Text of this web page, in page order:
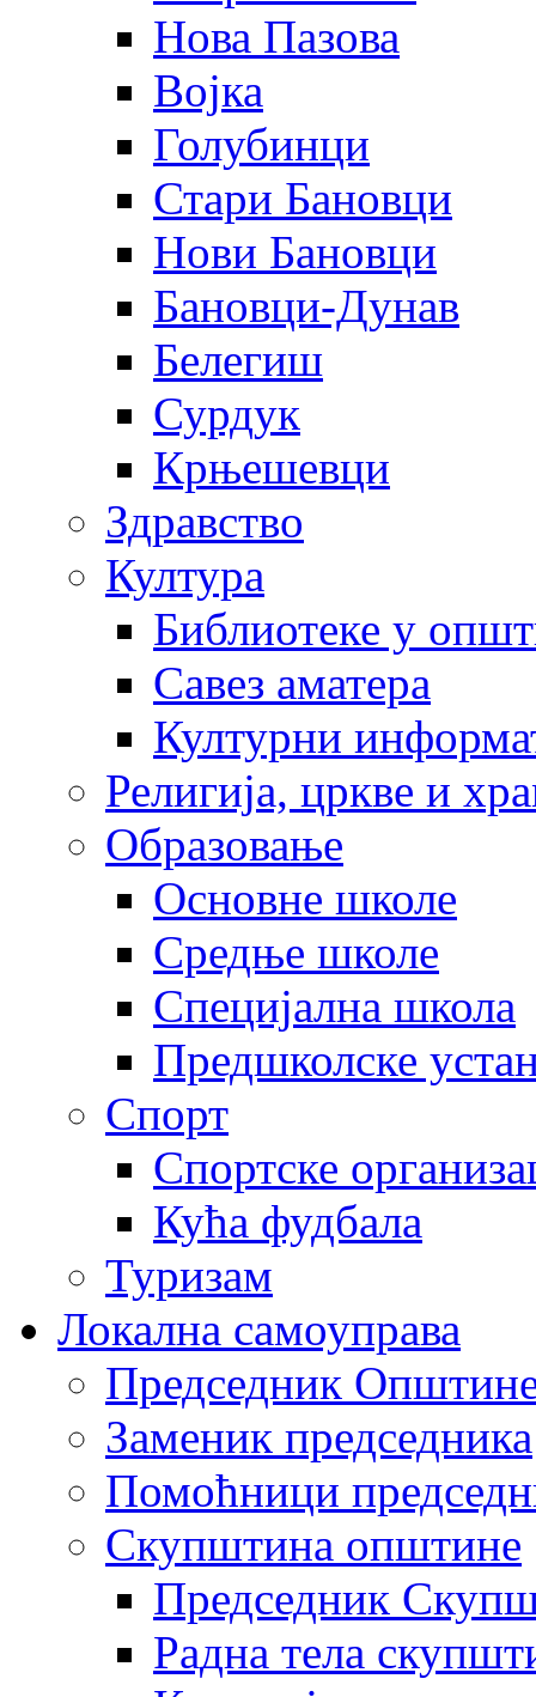
Нова Пазова
Војка
Голубинци
Стари Бановци
Нови Бановци
Бановци-Дунав
Белегиш
Сурдук
Крњешевци
Здравство
Култура
Библиотеке у
Савез аматера
Културни
Религија, цркве и
Образовање
Основне школе
Средње школе
Специјална школа
Предшколске
Спорт
Спортске
Кућа фудбала
Туризам
Локална самоуправа
Председник
Заменик председника
Помоћници
Скупштина општине
Председник
Радна тела